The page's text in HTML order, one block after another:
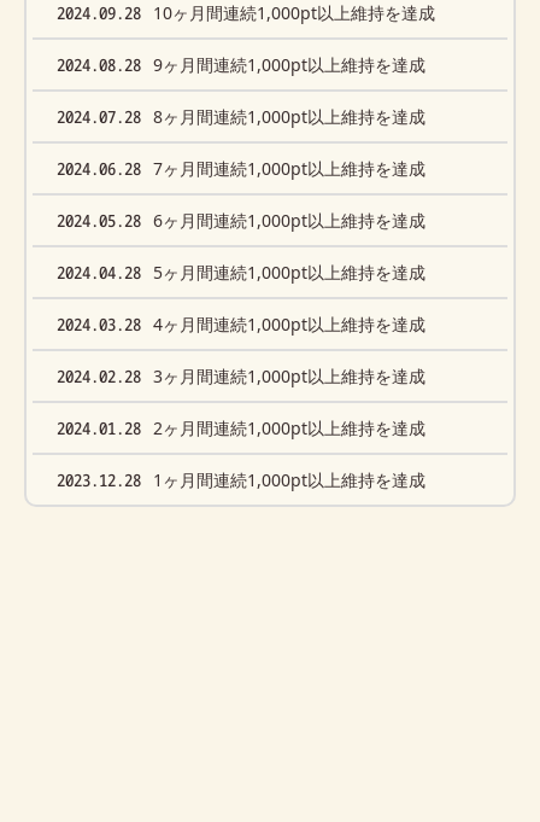
2024.09.28 10ヶ月間連続1,000pt以上維持を達成
2024.08.28 9ヶ月間連続1,000pt以上維持を達成
2024.07.28 8ヶ月間連続1,000pt以上維持を達成
2024.06.28 7ヶ月間連続1,000pt以上維持を達成
2024.05.28 6ヶ月間連続1,000pt以上維持を達成
2024.04.28 5ヶ月間連続1,000pt以上維持を達成
2024.03.28 4ヶ月間連続1,000pt以上維持を達成
2024.02.28 3ヶ月間連続1,000pt以上維持を達成
2024.01.28 2ヶ月間連続1,000pt以上維持を達成
2023.12.28 1ヶ月間連続1,000pt以上維持を達成